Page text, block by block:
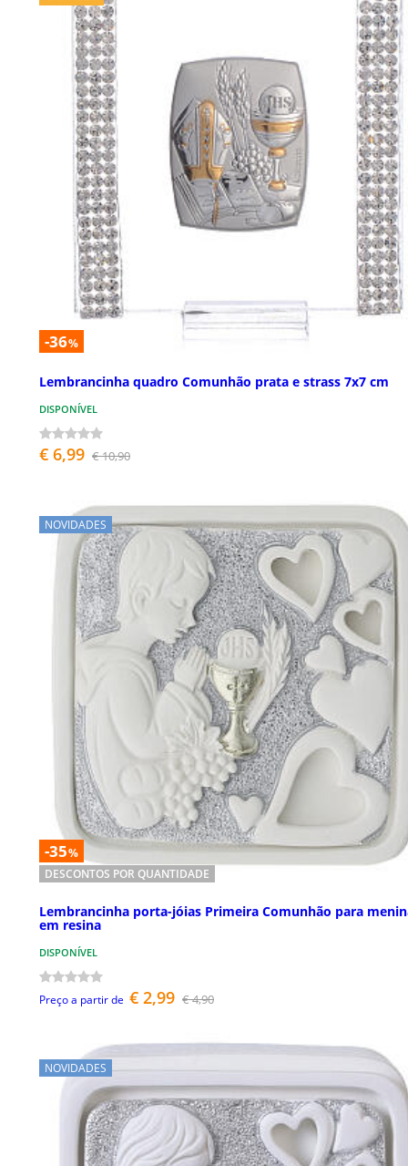
-36%
Lembrancinha quadro Comunhão prata e strass 7x7 cm
DISPONÍVEL
€ 6,99 € 10,90
NOVIDADES
-35%
DESCONTOS POR QUANTIDADE
Lembrancinha porta-jóias Primeira Comunhão para
em resina
DISPONÍVEL
Preço a partir de € 2,99 € 4,90
NOVIDADES